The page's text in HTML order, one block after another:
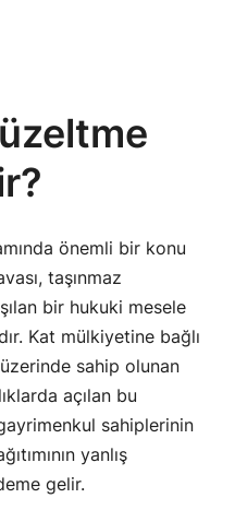
önemli bir konu
taşınmaz
bir hukuki mesele
Kat mülkiyetine bağlı
sahip olunan
açılan bu
sahiplerinin
yanlış
gelir.